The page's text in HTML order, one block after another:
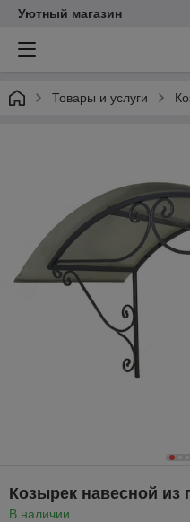
Уютный магазин
Товары и услуги
Козырек навесной из
В наличии